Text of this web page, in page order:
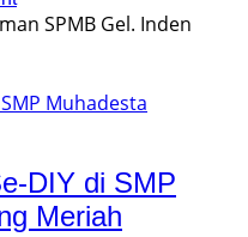
SPMB Gel. Inden
DIY di SMP
Meriah